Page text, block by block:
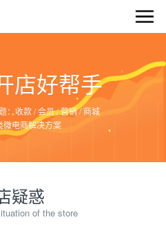
产品功能
解决方案
零售行业
店好帮手
：收款 / 会员 / 营销 / 商城
微电商解决方案
疑惑
of the store